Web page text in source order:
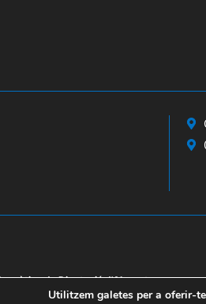
de Diputació d'Alacant
Utilitzem galetes per a oferir-